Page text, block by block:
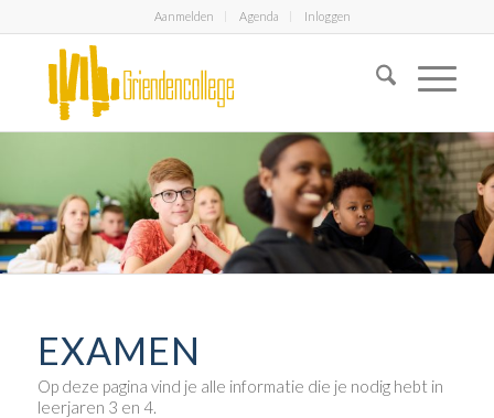
Aanmelden Agenda Inloggen
EXAMEN
Op deze pagina vind je alle informatie die je nodig hebt in
leerjaren 3 en 4.